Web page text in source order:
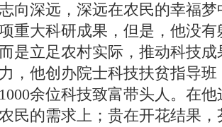
精神 州第七次党代会 两会专题 奥运
传周 首届中国国际进口博览会 2020网络
社会主义思想 贯彻落实习近平考察云南讲话
专项整治 网络中国节·春节 全国·两会
深远，深远在农民的幸福梦
重大科研成果，但是，他没
是立足农村实际，推动科技
，他创办院士科技扶贫指导
余位科技致富带头人。在
民的需求上；贵在开花结果